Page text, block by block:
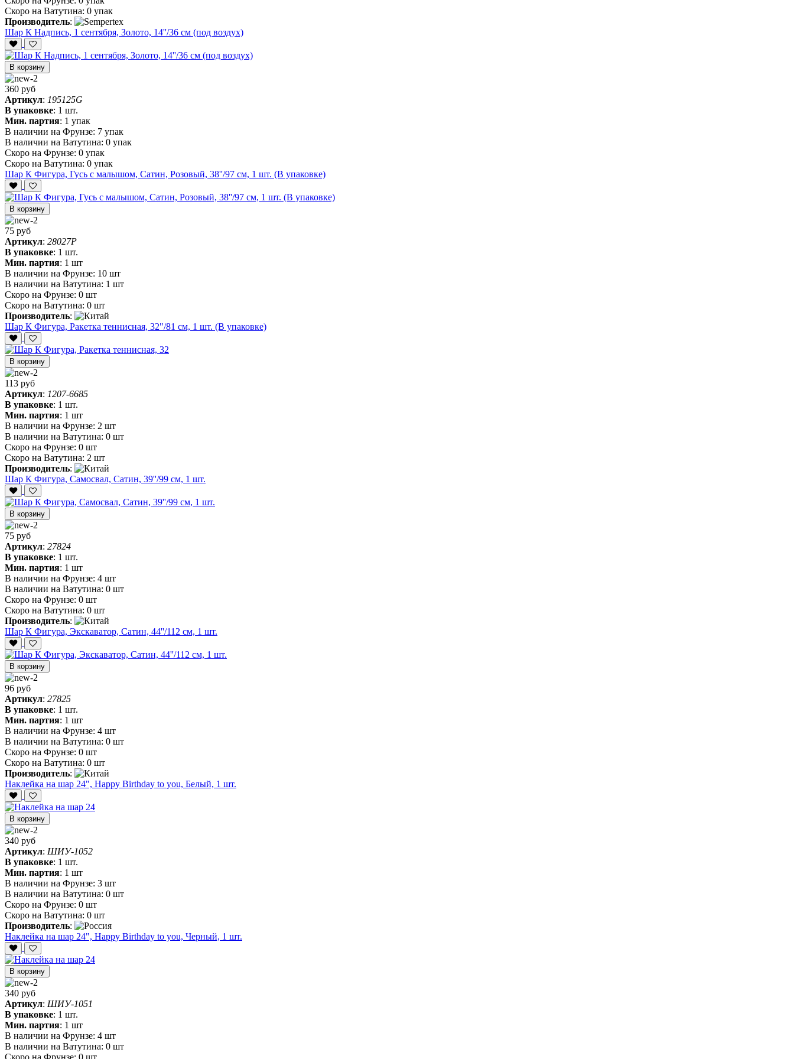
Скоро на Ватутина: 0 упак
Производитель:
Шар К Надпись, 1 сентября, Золото, 14''/36 см (под воздух)
В корзину
360 руб
Артикул: 195125G
В упаковке: 1 шт.
Мин. партия: 1 упак
В наличии на Фрунзе: 7 упак
В наличии на Ватутина: 0 упак
Скоро на Фрунзе: 0 упак
Скоро на Ватутина: 0 упак
Шар К Фигура, Гусь с малышом, Сатин, Розовый, 38''/97 см, 1 шт. (В упаковке)
В корзину
75 руб
Артикул: 28027P
В упаковке: 1 шт.
Мин. партия: 1 шт
В наличии на Фрунзе: 10 шт
В наличии на Ватутина: 1 шт
Скоро на Фрунзе: 0 шт
Скоро на Ватутина: 0 шт
Производитель:
Шар К Фигура, Ракетка теннисная, 32"/81 см, 1 шт. (В упаковке)
В корзину
113 руб
Артикул: 1207-6685
В упаковке: 1 шт.
Мин. партия: 1 шт
В наличии на Фрунзе: 2 шт
В наличии на Ватутина: 0 шт
Скоро на Фрунзе: 0 шт
Скоро на Ватутина: 2 шт
Производитель:
Шар К Фигура, Самосвал, Сатин, 39''/99 см, 1 шт.
В корзину
75 руб
Артикул: 27824
В упаковке: 1 шт.
Мин. партия: 1 шт
В наличии на Фрунзе: 4 шт
В наличии на Ватутина: 0 шт
Скоро на Фрунзе: 0 шт
Скоро на Ватутина: 0 шт
Производитель:
Шар К Фигура, Экскаватор, Сатин, 44''/112 см, 1 шт.
В корзину
96 руб
Артикул: 27825
В упаковке: 1 шт.
Мин. партия: 1 шт
В наличии на Фрунзе: 4 шт
В наличии на Ватутина: 0 шт
Скоро на Фрунзе: 0 шт
Скоро на Ватутина: 0 шт
Производитель:
Наклейка на шар 24", Happy Birthday to you, Белый, 1 шт.
В корзину
340 руб
Артикул: ШИУ-1052
В упаковке: 1 шт.
Мин. партия: 1 шт
В наличии на Фрунзе: 3 шт
В наличии на Ватутина: 0 шт
Скоро на Фрунзе: 0 шт
Скоро на Ватутина: 0 шт
Производитель:
Наклейка на шар 24", Happy Birthday to you, Черный, 1 шт.
В корзину
340 руб
Артикул: ШИУ-1051
В упаковке: 1 шт.
Мин. партия: 1 шт
В наличии на Фрунзе: 4 шт
В наличии на Ватутина: 0 шт
Скоро на Фрунзе: 0 шт